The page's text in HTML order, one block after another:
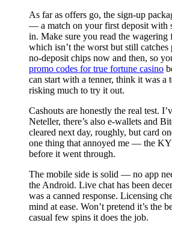
As far as offers go, the sign-up
— a match on your first deposit with
in. Make sure you read the
which isn’t the worst but still
no-deposit chips now and then, so
promo codes for true fortune casino
can start with a tenner, think it was a
risking much to try it out.
Cashouts are honestly the real test.
Neteller, there’s also e-wallets and
cleared next day, roughly, but card
one thing that annoyed me — the
before it went through.
The mobile side is solid — no app
the Android. Live chat has been
was a canned response. Licensing
mind at ease. Won’t pretend it’s the
casual few spins it does the job.